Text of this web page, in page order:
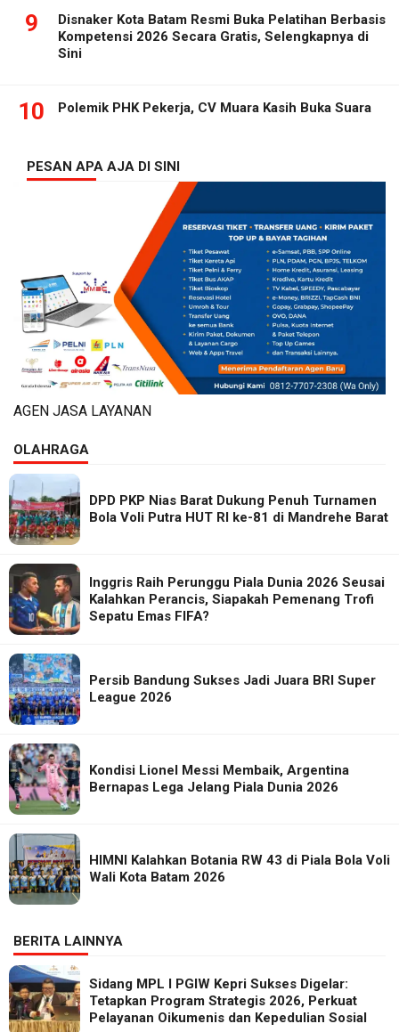
9
Disnaker Kota Batam Resmi Buka Pelatihan Berbasis
Kompetensi 2026 Secara Gratis, Selengkapnya di
Sini
10 Polemik PHK Pekerja, CV Muara Kasih Buka Suara
PESAN APA AJA DI SINI
AGEN JASA LAYANAN
OLAHRAGA
DPD PKP Nias Barat Dukung Penuh Turnamen
Bola Voli Putra HUT RI ke-81 di Mandrehe Barat
Inggris Raih Perunggu Piala Dunia 2026 Seusai
Kalahkan Perancis, Siapakah Pemenang Trofi
Sepatu Emas FIFA?
Persib Bandung Sukses Jadi Juara BRI Super
League 2026
Kondisi Lionel Messi Membaik, Argentina
Bernapas Lega Jelang Piala Dunia 2026
HIMNI Kalahkan Botania RW 43 di Piala Bola Voli
Wali Kota Batam 2026
BERITA LAINNYA
Sidang MPL I PGIW Kepri Sukses Digelar:
Tetapkan Program Strategis 2026, Perkuat
Pelayanan Oikumenis dan Kepedulian Sosial